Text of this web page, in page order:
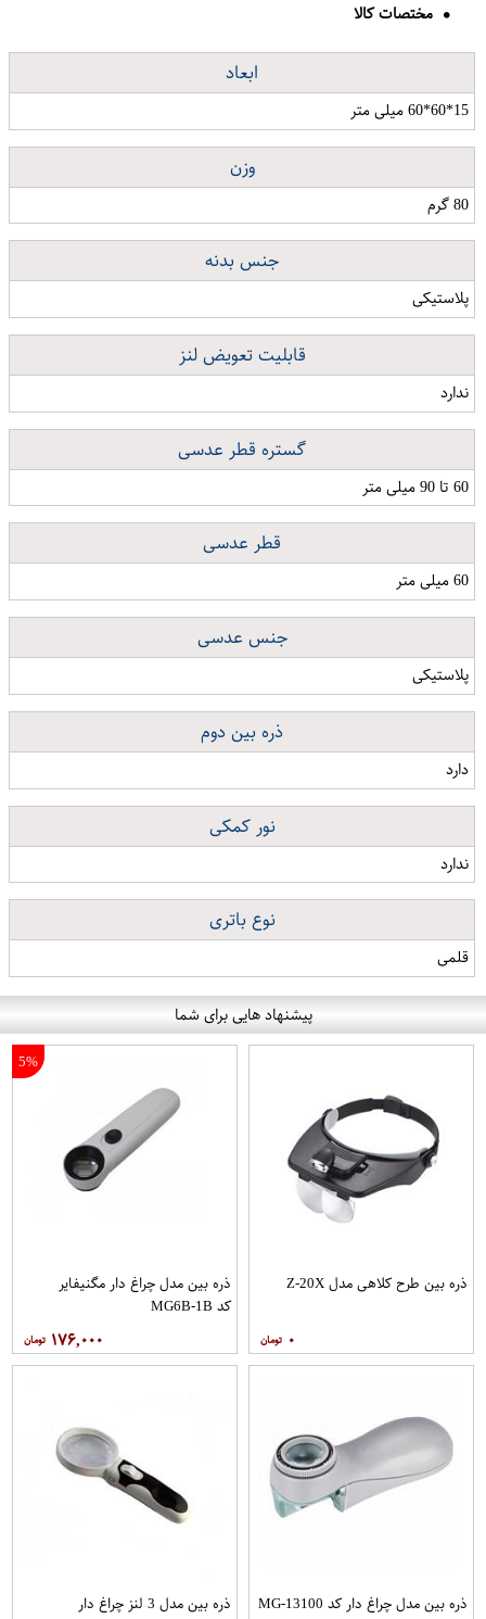
مختصات کالا
ابعاد
15*60*60 میلی متر
وزن
80 گرم
جنس بدنه
پلاستیکی
قابلیت تعویض لنز
ندارد
گستره قطر عدسی
60 تا 90 میلی متر
قطر عدسی
60 میلی متر
جنس عدسی
پلاستیکی
ذره بین دوم
دارد
نور کمکی
ندارد
نوع باتری
قلمی
پیشنهاد هایی برای شما
ذره بین طرح کلاهی مدل Z-20X
۰
5%
ذره بین مدل چراغ دار مگنیفایر
کد MG6B-1B
۱۷۶,۰۰۰
ذره بین مدل چراغ دار کد MG-13100
ذره بین مدل 3 لنز چراغ دار